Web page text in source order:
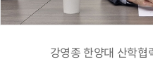
강영종 한양대 산학협